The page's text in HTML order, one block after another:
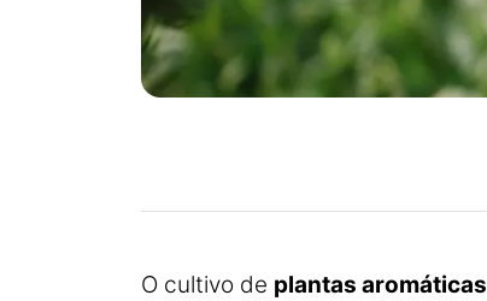
O cultivo de plantas aromáticas